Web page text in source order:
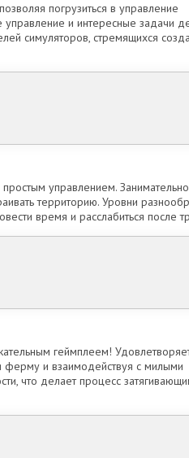
погрузиться в управление
и интересные задачи
симуляторов, стремящихся
управлением. Занимательно
территорию. Уровни
время и расслабиться после
геймплеем!
ферму и взаимодействуя с милыми
что делает процесс